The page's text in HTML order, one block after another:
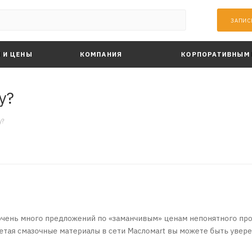
И ЦЕНЫ КОМПАНИЯ КОРПОРАТИВНЫМ
много предложений по «заманчивым» ценам непонятного
смазочные материалы в сети Масломart вы можете быть